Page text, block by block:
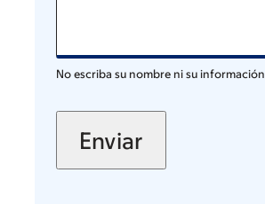
No escriba su nombre ni su